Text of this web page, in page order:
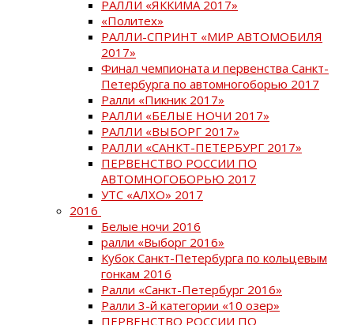
РАЛЛИ «ЯККИМА 2017»
«Политех»
РАЛЛИ-СПРИНТ «МИР АВТОМОБИЛЯ
2017»
Финал чемпионата и первенства Санкт-
Петербурга по автомногоборью 2017
Ралли «Пикник 2017»
РАЛЛИ «БЕЛЫЕ НОЧИ 2017»
РАЛЛИ «ВЫБОРГ 2017»
РАЛЛИ «САНКТ-ПЕТЕРБУРГ 2017»
ПЕРВЕНСТВО РОССИИ ПО
АВТОМНОГОБОРЬЮ 2017
УТС «АЛХО» 2017
2016
Белые ночи 2016
ралли «Выборг 2016»
Кубок Санкт-Петербурга по кольцевым
гонкам 2016
Ралли «Санкт-Петербург 2016»
Ралли 3-й категории «10 озер»
ПЕРВЕНСТВО РОССИИ ПО